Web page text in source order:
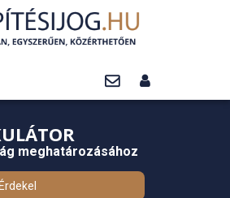
meghatározásához
Érdekel